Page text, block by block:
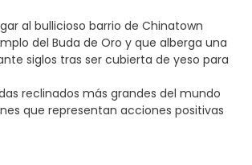
al bullicioso barrio de Chinatown
del Buda de Oro y que alberga una
siglos tras ser cubierta de yeso para
reclinados más grandes del mundo
que representan acciones positivas